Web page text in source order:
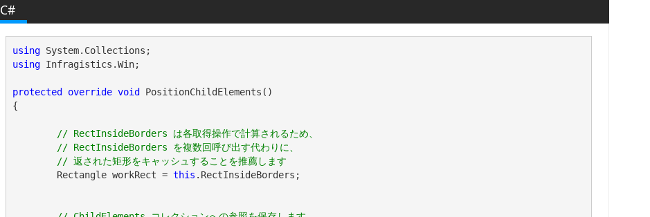
C#
using
using Infragistics.Win;
protected override void
PositionChildElements()
{
// RectInsideBorders は各取得操作で計算されるため、
	Rectangle workRect =
this .RectInsideBorders;